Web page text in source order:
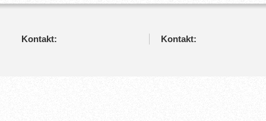
Kontakt: Kontakt: